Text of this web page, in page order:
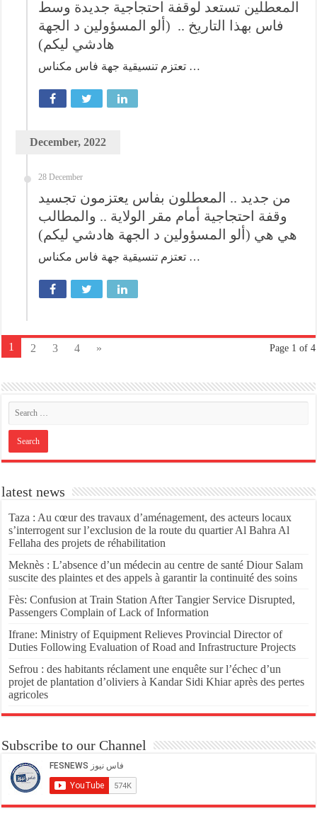
المعطلين تستعد لوقفة احتجاجية جديدة وسط
فاس بهذا التاريخ .. (ألو المسؤولين د الجهة
هادشي ليكم)
تعتزم تنسيقية جهة فاس مكناس …
December, 2022
28 December
من جديد .. المعطلون بفاس يعتزمون تجسيد
وقفة احتجاجية أمام مقر الولاية .. والمطالب
هي هي (ألو المسؤولين د الجهة هادشي ليكم)
تعتزم تنسيقية جهة فاس مكناس …
Page 1 of 4
1 2 3 4 »
latest news
Taza : Au cœur des travaux d’aménagement, des acteurs locaux
s’interrogent sur l’exclusion de la route du quartier Al Bahra Al
Fellaha des projets de réhabilitation
Meknès : L’absence d’un médecin au centre de santé Diour Salam
suscite des plaintes et des appels à garantir la continuité des soins
Fès: Confusion at Train Station After Tangier Service Disrupted,
Passengers Complain of Lack of Information
Ifrane: Ministry of Equipment Relieves Provincial Director of
Duties Following Evaluation of Road and Infrastructure Projects
Sefrou : des habitants réclament une enquête sur l’échec d’un
projet de plantation d’oliviers à Kandar Sidi Khiar après des pertes
agricoles
Subscribe to our Channel